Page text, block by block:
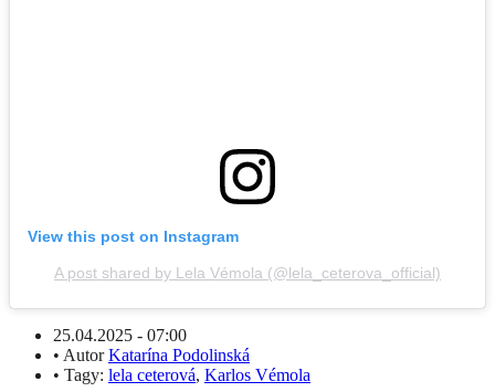
View this post on Instagram
A post shared by Lela Vémola (@lela_ceterova_official)
25.04.2025 - 07:00
• AutorKatarína Podolinská
• Tagy: lela ceterová, Karlos Vémola